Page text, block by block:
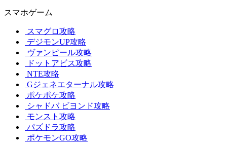
スマホゲーム
スマグロ攻略
デジモンUP攻略
ヴァンピール攻略
ドットアビス攻略
NTE攻略
Gジェネエターナル攻略
ポケポケ攻略
シャドバ ビヨンド攻略
モンスト攻略
パズドラ攻略
ポケモンGO攻略